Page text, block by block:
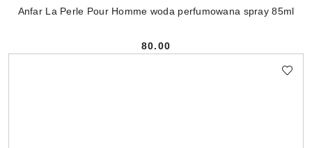
Anfar La Perle Pour Homme woda perfumowana spray 85ml
Cena:
80.00